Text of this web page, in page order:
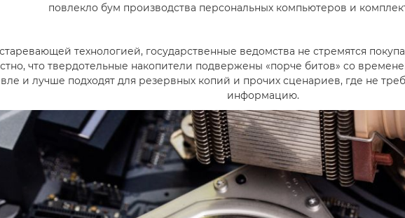
повлекло бум производства персональных компьютеров и
технологией, государственные ведомства не стремятся
что твердотельные накопители подвержены «порче битов» cо
и лучше подходят для резервных копий и прочих сценариев, где не
информацию.